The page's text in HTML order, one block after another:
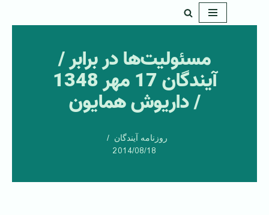
مسئولیت‌ها در برابر /
آيندگان 17 مهر 1348
/ داريوش همایون
روزنامه آیندگان
2014/08/18